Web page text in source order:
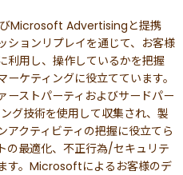
Microsoft Advertisingと提携
ションリプレイを通じて、お客様
利用し、操作しているかを把握
ケティングに役立てています。
ーストパーティおよびサードパー
グ技術を使用して収集され、製
クティビティの把握に役立てら
の最適化、不正行為/セキュリテ
す。Microsoftによるお客様のデ